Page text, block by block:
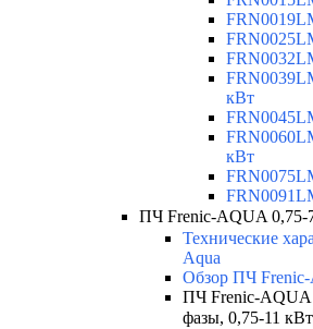
кВт
кВт
ПЧ Frenic-AQUA 0,75-
Технические
Aqua
Обзор ПЧ
ПЧ Frenic-AQUA
фазы, 0,75-11 кВт